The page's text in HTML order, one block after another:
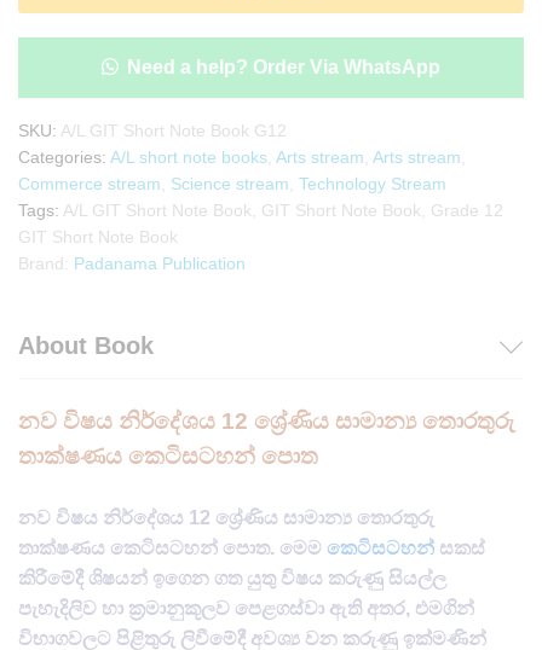
Padanama
Publication
Need a help? Order Via WhatsApp
SKU: A/L GIT Short Note Book G12
Categories: A/L short note books Arts stream Arts stream
Commerce stream
Science stream Technology Stream
Tags: A/L GIT Short Note Book GIT Short Note Book
Grade 12
GIT Short Note Book
Brand: Padanama Publication
About Book
නව විෂය නිර්දේශය 12 ශ්‍රේණිය සාමාන්‍ය තොරතුරු
තාක්ෂණය කෙටිසටහන් පොත
නව විෂය නිර්දේශය 12 ශ්‍රේණිය සාමාන්‍ය තොරතුරු
තාක්ෂණය කෙටිසටහන් පොත. මෙම කෙටිසටහන් සකස්
කිරීමේදී ශිෂ​‍‍යන් ඉගෙන ගත යුතු විෂය කරුණු සියල්ල
පැහැදිලිව හා ක්‍රමානුකූලව පෙළගස්වා ඇති අතර, එමගින්
විභාගවලට පිළිතුරු ලිවීමේදී අවශ්‍ය වන කරුණු ඉක්මණින්